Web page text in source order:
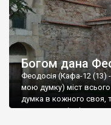
Богом дана
Феодосія (Кафа-12 (13)
мою думку) міст
думка в кожного своя,
запрошую відвідати це